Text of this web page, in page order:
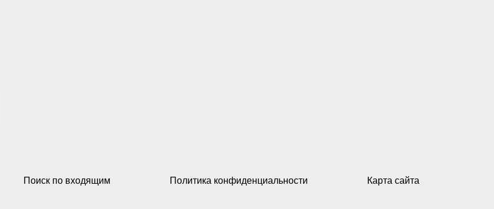
Поиск по входящим Политика конфиденциальности Карта сайта